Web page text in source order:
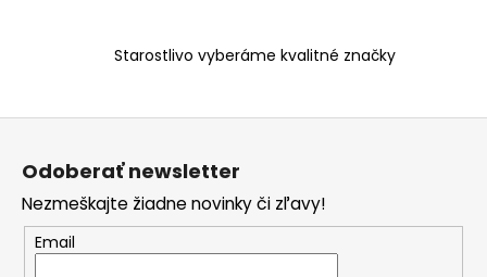
v
v
i
s
Starostlivo vyberáme kvalitné značky
Z
Odoberať newsletter
Nezmeškajte žiadne novinky či zľavy!
Email